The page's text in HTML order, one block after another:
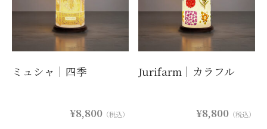
ミュシャ｜四季
¥8,800（税込）
Jurifarm｜カラフル
¥8,800（税込）